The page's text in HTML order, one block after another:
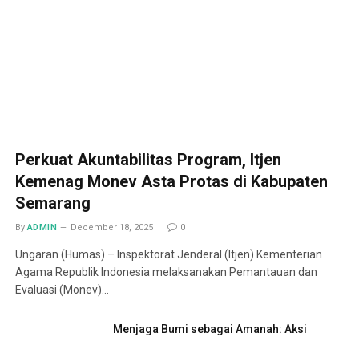
Perkuat Akuntabilitas Program, Itjen
Kemenag Monev Asta Protas di Kabupaten
Semarang
By ADMIN December 18, 2025 0
Ungaran (Humas) – Inspektorat Jenderal (Itjen) Kementerian
Agama Republik Indonesia melaksanakan Pemantauan dan
Evaluasi (Monev)…
Menjaga Bumi sebagai Amanah: Aksi